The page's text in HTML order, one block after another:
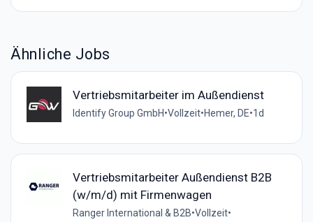
Ähnliche Jobs
Vertriebsmitarbeiter im Außendienst
Identify Group GmbH•Vollzeit•Hemer, DE•1d
Vertriebsmitarbeiter Außendienst B2B
(w/m/d) mit Firmenwagen
Ranger International & B2B•Vollzeit•